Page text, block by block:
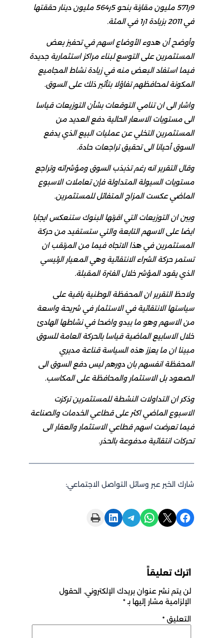
9ر571 مليون مقارنة بنحو 5ر564 مليون دينار حققتها
في 2011 بزيادة 1ر1 في المئة.
وأوضح أن هدوء الأوضاع اسهم في تحفيز بعض
المستثمرين على التوسع لبناء مراكز استثمارية جديدة
فيما استفاد البعض منه في زيادة نشاط المجاميع
المكونة لمحافظهم تفاؤلا بتأثير ذلك على السوق.
واشار الى ان تنامي التوقعات بشأن التوزيعات قياسا
الى مستويات الاسعار الحالية دفع العديد من
المستثمرين التخلي عن عمليات البيع الذي يدفع
السوق أحيانا الى تحقيق تراجعات حادة.
وقال التقرير انه رغم تذبذب السوق ومؤشراته وتراجع
مستويات السيولة المتداولة فإن تعاملات الاسبوع
الماضي عكست المزاج المتفائل للمستثمرين.
وبين ان التوزيعات التي اقرتها البنوك ستنعكس ايجابا
ايضا على الاسهم التابعة والتي ستستفيد من حركة
المستثمرين في هذا الاتجاه فيما من المرتقب ان
تستمر حركة الشراء الانتقائية وهي المعيار الرئيسي
الذي يقود المؤشر خلال الفترة المقبلة.
ولاحظ التقرير ان المحفظة الوطنية باقية على
سياستها الانتقائية في الاستثمار في شريحة واسعة
من الاسهم وهو ما يبدو واضحا في نشاطها الهادئ
خلال الاسابيع الماضية قياسا بالحركة العامة للسوق
مبينا ان ما يعزز هذه السياسة قناعة مديري
المحفظة انفسهم بان دورهم ليس دفع السوق الى
الصعود بل الاستثمار والمحافظة على المكاسب.
وذكر ان التداولات النشطة للمستثمرين تركزت
الاسبوع الماضي اكثر على قطاعي الخدمات والصناعة
فيما تعرضت اسهم قطاعي الاستثمار والعقار الى
تحركات انتقائية مدفوعة بالحذر.
شارك الخبر عبر وسائل التواصل الاجتماعي:
Share on Facebook
Share on X
Share on WhatsApp
Share on Telegram
Share on LinkedIn
Print this Page
اترك تعليقاً
لن يتم نشر عنوان بريدك الإلكتروني. الحقول
الإلزامية مشار إليها بـ*
التعليق *